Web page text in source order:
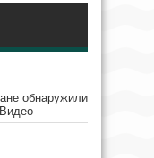
обнаружили